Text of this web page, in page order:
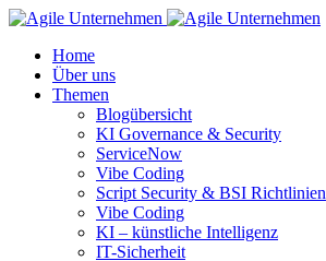
Home
Über uns
Themen
Blogübersicht
KI Governance & Security
ServiceNow
Vibe Coding
Script Security & BSI Richtlinien
Vibe Coding
KI – künstliche Intelligenz
IT-Sicherheit